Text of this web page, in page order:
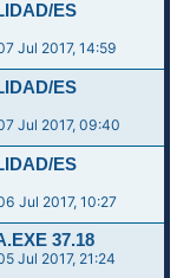
ES
Jul 2017, 14:59
ES
Jul 2017, 09:40
ES
Jul 2017, 10:27
37.18
Jul 2017, 21:24